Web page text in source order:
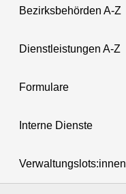
Bezirksbehörden A-Z
Dienstleistungen A-Z
Formulare
Interne Dienste
Verwaltungslots:innen